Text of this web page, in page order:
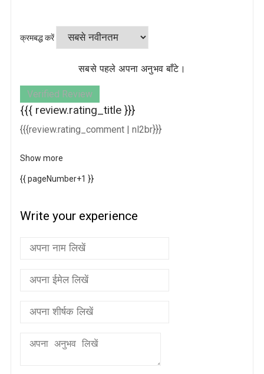
क्रमबद्ध करें
सबसे पहले अपना अनुभव बाँटे।
Verified Review
{{{ review.rating_title }}}
{{{review.rating_comment | nl2br}}}
Show more
{{ pageNumber+1 }}
Write your experience